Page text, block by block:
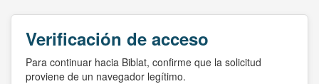
Verificación de acceso
Para continuar hacia Biblat, confirme que la solicitud
proviene de un navegador legítimo.